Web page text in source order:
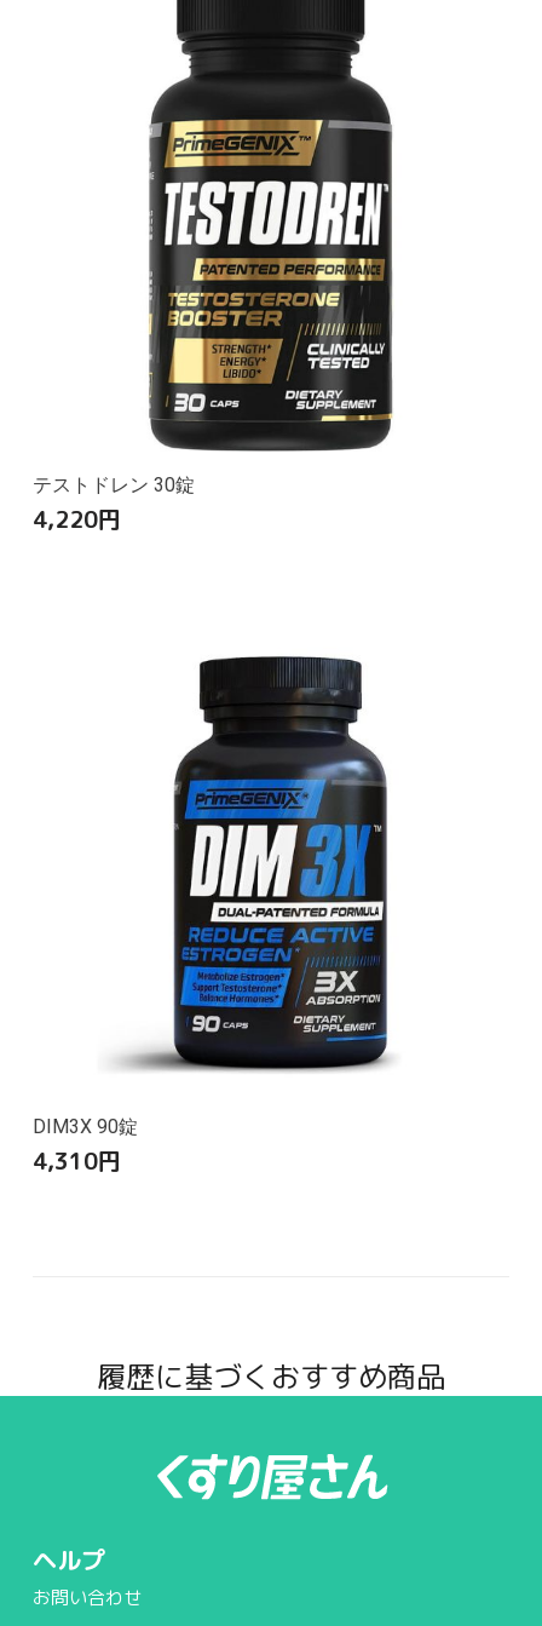
テストドレン 30錠
4,220円
DIM3X 90錠
4,310円
履歴に基づくおすすめ商品
ヘルプ
お問い合わせ